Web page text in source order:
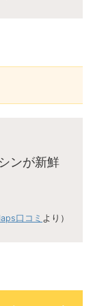
ンが新鮮
口コミ より）